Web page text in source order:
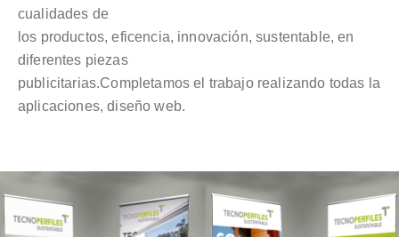
cualidades de
los productos, eficencia, innovación, sustentable, en
diferentes piezas
publicitarias.Completamos el trabajo realizando todas la
aplicaciones, diseño web.